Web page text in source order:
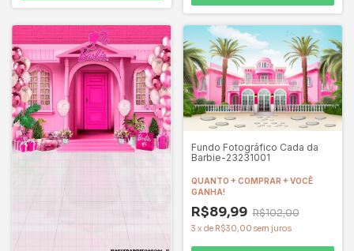
Fundo Fotográfico Cada da
Barbie-23231001
QUANTO + COMPRAR + VOCÊ
GANHA!
R$89,99 R$102,00
3 x de R$30,00 sem juros